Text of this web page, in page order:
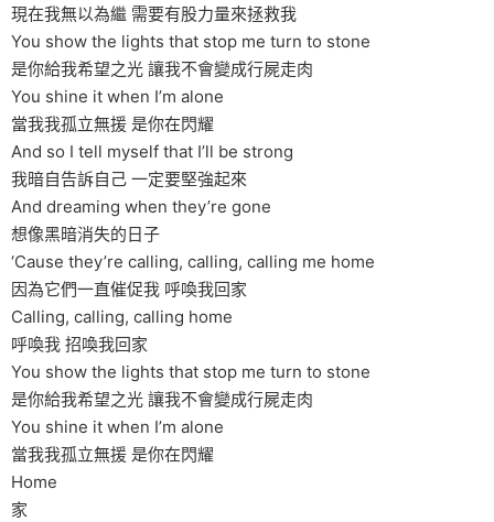
現在我無以為繼 需要有股力量來拯救我
You show the lights that stop me turn to stone
是你給我希望之光 讓我不會變成行屍走肉
You shine it when I’m alone
當我我孤立無援 是你在閃耀
And so I tell myself that I’ll be strong
我暗自告訴自己 一定要堅強起來
And dreaming when they’re gone
想像黑暗消失的日子
‘Cause they’re calling, calling, calling me home
因為它們一直催促我 呼喚我回家
Calling, calling, calling home
呼喚我 招喚我回家
You show the lights that stop me turn to stone
是你給我希望之光 讓我不會變成行屍走肉
You shine it when I’m alone
當我我孤立無援 是你在閃耀
Home
家